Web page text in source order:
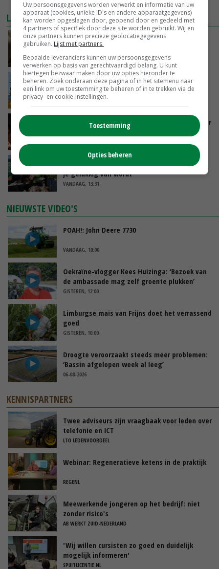
LAATSTE NIEUWS
‘Samenwerking A-ware en Amalthea gaat
zorgen voor meer balans’
VANDAAG, 16:01
Internationale vraag naar geitenzuivel blijft
groot: Nederland in Europese top
VANDAAG, 15:33
Vlaamse varkensstapel krimpt, pluimveesector
groeit door schaalvergroting
‘Cijfer jezelf niet weg en doe vooral ook waar
je gelukkig van wordt’
VANDAAG, 13:31
NIEUWSTE VIDEO'S
POAH!: John Deere 7730
VANDAAG, 10:00
Oekraïne-vlogger Kees Huizinga: ‘Bezoek van
de ambassade mag zelf groente plukken’
GISTEREN, 12:00
Limburgse mais van Frijns doet het verrassend
goed
GISTEREN, 10:00
Droogte veroorzaakt steeds meer problemen:
‘Bassin afgelopen week al leeg’
06-08-2026
KENNISPARTNERS
Twee adviseurs zijn vraagbaak voor leden over
telefonie en ICT
LTO LEDENVOORDEEL
Webinar: Regeneratieve ketens in de praktijk
REGENL
Meewerkende jongeren op het bedrijf: niet
zonder risico's
AB WERKT ZUID-NEDERLAND
'Wij willen cursisten zo goed en duidelijk
mogelijk informeren'
SPUITLICENTIE.NL
Uw persoonsgegevens worden verwerkt en informatie van uw
apparaat (cookies, unieke ID's en andere apparaatgegevens)
kan worden opgeslagen door, geopend door en gedeeld met
4 partners of specifiek door deze site worden gebruikt. Wij en
onze partners kunnen precieze geolocatiegegevens
gebruiken. Lijst met partners.
Bepaalde leveranciers kunnen uw persoonsgegevens
verwerken op basis van gerechtvaardigd belang. U kunt
hiertegen bezwaar maken door uw opties hieronder te
beheren. Zoek onderaan deze pagina of in het sitemenu naar
een link om uw toestemming te beheren of in te trekken via de
privacy- en cookie-instellingen.
Toestemming
Opties beheren